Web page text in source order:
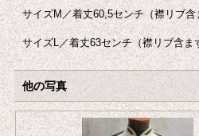
サイズM／着丈60,5センチ（襟リブ
サイズL／着丈63センチ（襟リブ含
他の写真